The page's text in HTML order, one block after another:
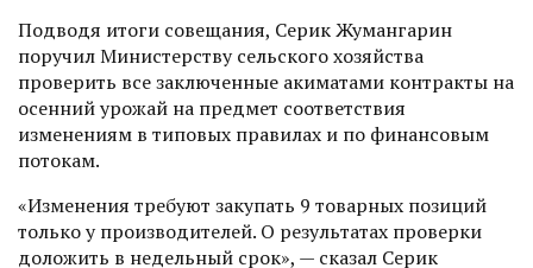
Подводя итоги совещания, Серик Жумангарин
поручил Министерству сельского хозяйства
проверить все заключенные акиматами контракты на
осенний урожай на предмет соответствия
изменениям в типовых правилах и по финансовым
потокам.
«Изменения требуют закупать 9 товарных позиций
только у производителей. О результатах проверки
доложить в недельный срок», — сказал Серик